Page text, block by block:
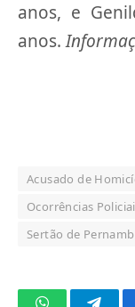
anos, e
anos.
Acusado de
Ocorrências
Sertão de